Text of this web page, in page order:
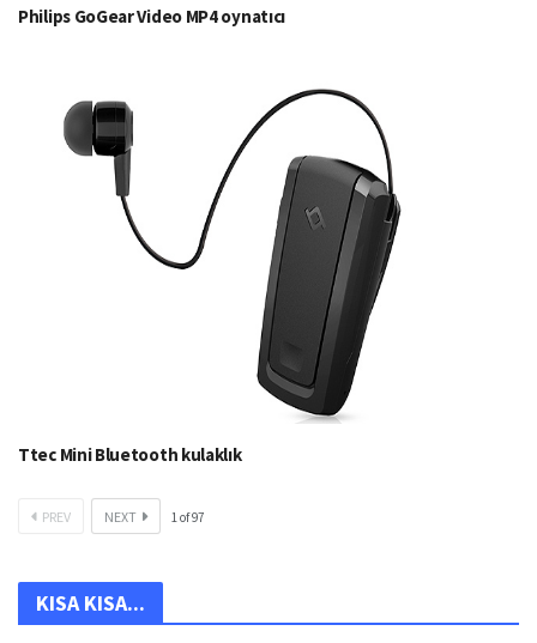
Philips GoGear Video MP4 oynatıcı
Ttec Mini Bluetooth kulaklık
PREV NEXT 1of97
KISA KISA...